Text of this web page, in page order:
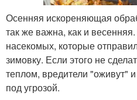
Осенняя искореняющая
так же важна, как и
насекомых, которые
зимовку. Если этого не
теплом, вредители "оживут"
под угрозой.